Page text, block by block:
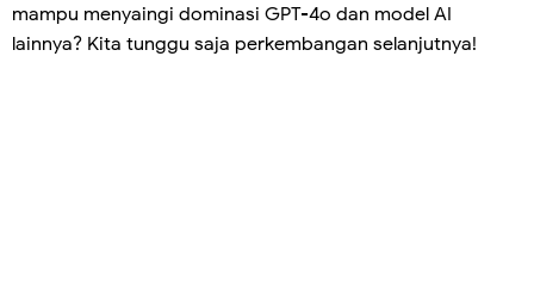
mampu menyaingi dominasi GPT-4o dan model AI
lainnya? Kita tunggu saja perkembangan selanjutnya!